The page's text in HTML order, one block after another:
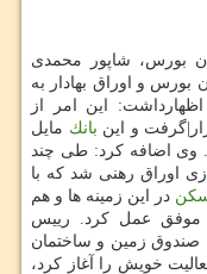
بورس، شاپور محمدی
بورس و اوراق بهادار به
این امر از
و این بانك مایل
وی اضافه كرد: طی چند
اوراق رهنی شد كه با
در این زمینه ها و هم
موفق عمل كرد. رییس
صندوق زمین و ساختمان
خویش را آغاز كرد،